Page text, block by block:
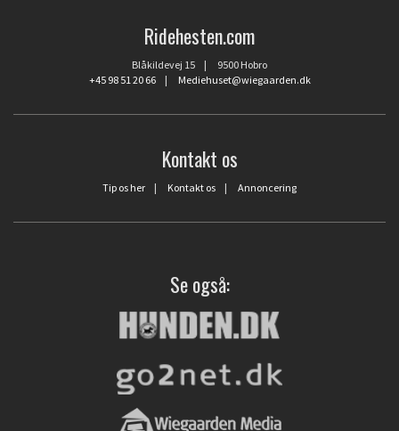
Ridehesten.com
Blåkildevej 15 | 9500 Hobro
+45 98 51 20 66| Mediehuset@wiegaarden.dk
Kontakt os
Tip os her | Kontakt os | Annoncering
Se også: